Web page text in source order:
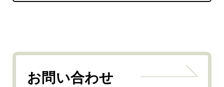
お問い合わせ